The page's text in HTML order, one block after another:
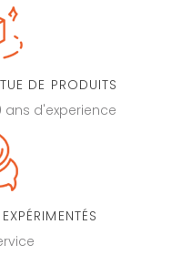
DE PRODUITS
d'experience